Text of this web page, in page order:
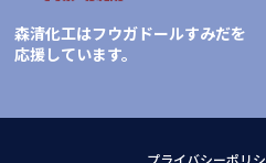
森清化工はフウガドールすみだを
応援しています。
プライバシーポリ